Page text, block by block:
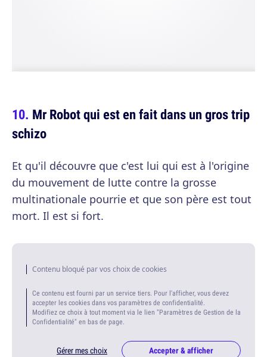
Mr Robot qui est en fait dans un gros trip
schizo
Et qu'il découvre que c'est lui qui est à l'origine
du mouvement de lutte contre la grosse
multinationale pourrie et que son père est tout
mort. Il est si fort.
Contenu bloqué par vos choix de cookies
Ce contenu est fourni par un service tiers. Pour l'afficher, vous devez
accepter les cookies dans vos paramètres de confidentialité.
Modifiez ce choix à tout moment via le lien "Paramètres de Gestion de la
Confidentialité" en bas de page.
Gérer mes choix Accepter & afficher